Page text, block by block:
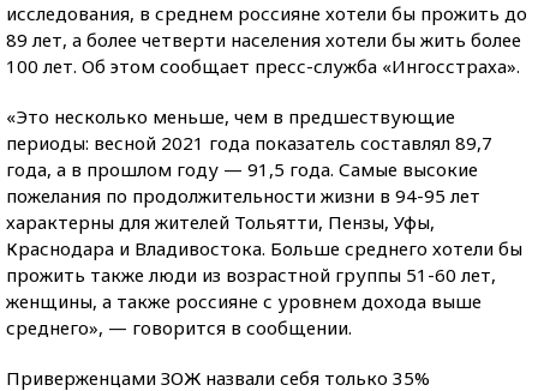
исследования, в среднем россияне хотели бы прожить до
89 лет, а более четверти населения хотели бы жить более
100 лет. Об этом сообщает пресс-служба «Ингосстраха».
«Это несколько меньше, чем в предшествующие
периоды: весной 2021 года показатель составлял 89,7
года, а в прошлом году — 91,5 года. Самые высокие
пожелания по продолжительности жизни в 94-95 лет
характерны для жителей Тольятти, Пензы, Уфы,
Краснодара и Владивостока. Больше среднего хотели бы
прожить также люди из возрастной группы 51-60 лет,
женщины, а также россияне с уровнем дохода выше
среднего», — говорится в сообщении.
Приверженцами ЗОЖ назвали себя только 35%